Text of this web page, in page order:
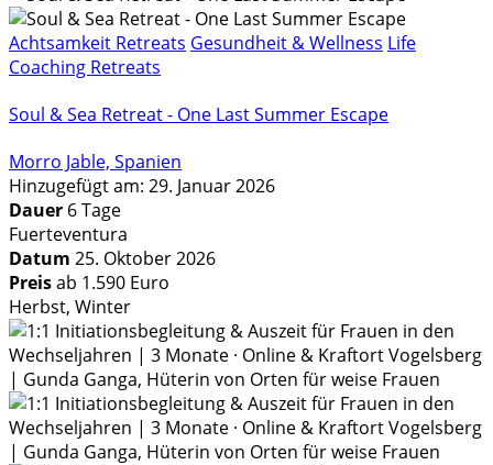
Achtsamkeit Retreats Gesundheit & Wellness Life
Coaching Retreats
Soul & Sea Retreat - One Last Summer Escape
Morro Jable, Spanien
Hinzugefügt am: 29. Januar 2026
Dauer 6 Tage
Fuerteventura
Datum 25. Oktober 2026
Preisab 1.590 Euro
Herbst, Winter